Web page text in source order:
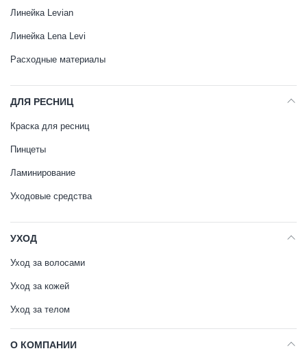
Линейка Levian
Линейка Lena Levi
Расходные материалы
ДЛЯ РЕСНИЦ
Краска для ресниц
Пинцеты
Ламинирование
Уходовые средства
УХОД
Уход за волосами
Уход за кожей
Уход за телом
О КОМПАНИИ